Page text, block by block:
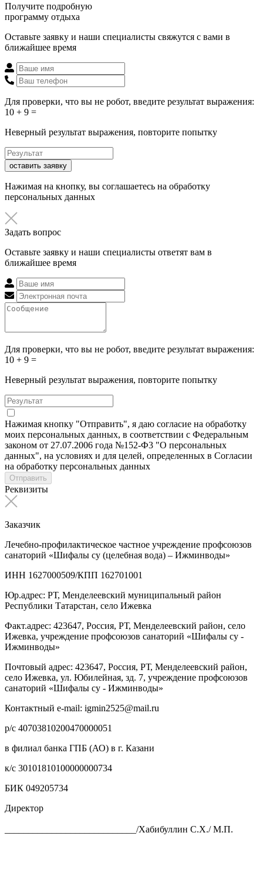
Получите подробную
программу отдыха
Оставьте заявку и наши специалисты свяжутся с вами в
ближайшее время
Для проверки, что вы не робот, введите результат выражения:
10 + 9 =
Неверный результат выражения, повторите попытку
оставить заявку
Нажимая на кнопку, вы соглашаетесь на обработку
персональных данных
Задать вопрос
Оставьте заявку и наши специалисты ответят вам в
ближайшее время
Для проверки, что вы не робот, введите результат выражения:
10 + 9 =
Неверный результат выражения, повторите попытку
Нажимая кнопку "Отправить", я даю согласие на обработку
моих персональных данных, в соответствии с Федеральным
законом от 27.07.2006 года №152-Ф3 "О персональных
данных", на условиях и для целей, определенных в Согласии
на обработку персональных данных
Отправить
Реквизиты
Заказчик
Лечебно-профилактическое частное учреждение профсоюзов
санаторий «Шифалы су (целебная вода) – Ижминводы»
ИНН 1627000509/КПП 162701001
Юр.адрес: РТ, Менделеевский муниципальный район
Республики Татарстан, село Ижевка
Факт.адрес: 423647, Россия, РТ, Менделеевский район, село
Ижевка, учреждение профсоюзов санаторий «Шифалы су -
Ижминводы»
Почтовый адрес: 423647, Россия, РТ, Менделеевский район,
село Ижевка, ул. Юбилейная, зд. 7, учреждение профсоюзов
санаторий «Шифалы су - Ижминводы»
Контактный e-mail: igmin2525@mail.ru
р/с 40703810200470000051
в филиал банка ГПБ (АО) в г. Казани
к/с 30101810100000000734
БИК 049205734
Директор
____________________________/Хабибуллин С.Х./ М.П.